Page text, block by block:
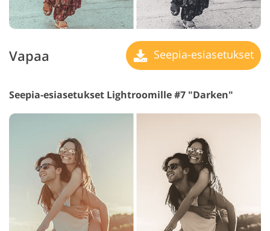
Vapaa Seepia-esiasetukset
Seepia-esiasetukset Lightroomille #7 "Darken"